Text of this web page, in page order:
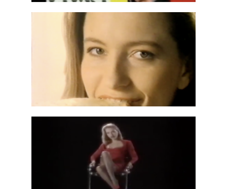
Sortie en Boite
St Villepré
Comédienne
Animatrice Tv,Emissions TV